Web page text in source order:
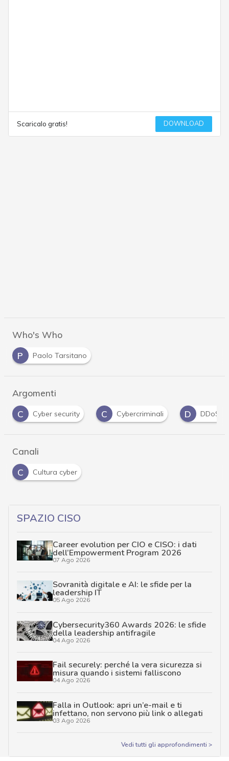
Scaricalo gratis! DOWNLOAD
Who's Who
P
Paolo Tarsitano
Argomenti
C Cybercriminali D DDoS Hacker
Canali
C
Cultura cyber
SPAZIO CISO
Career evolution per CIO e CISO: i dati
dell’Empowerment Program 2026
07 Ago 2026
Sovranità digitale e AI: le sfide per la
leadership IT
05 Ago 2026
Cybersecurity360 Awards 2026: le sfide
della leadership antifragile
04 Ago 2026
Fail securely: perché la vera sicurezza si
misura quando i sistemi falliscono
04 Ago 2026
Falla in Outlook: apri un’e-mail e ti
infettano, non servono più link o allegati
03 Ago 2026
Vedi tutti gli approfondimenti >